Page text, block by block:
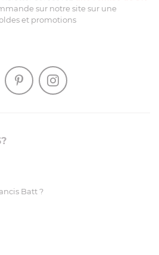
sur notre site sur une
et promotions
Batt ?